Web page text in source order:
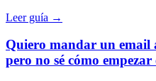
Leer guía →
Quiero mandar un email
pero no sé cómo